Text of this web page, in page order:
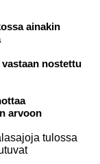
ainakin
nostettu
arvoon